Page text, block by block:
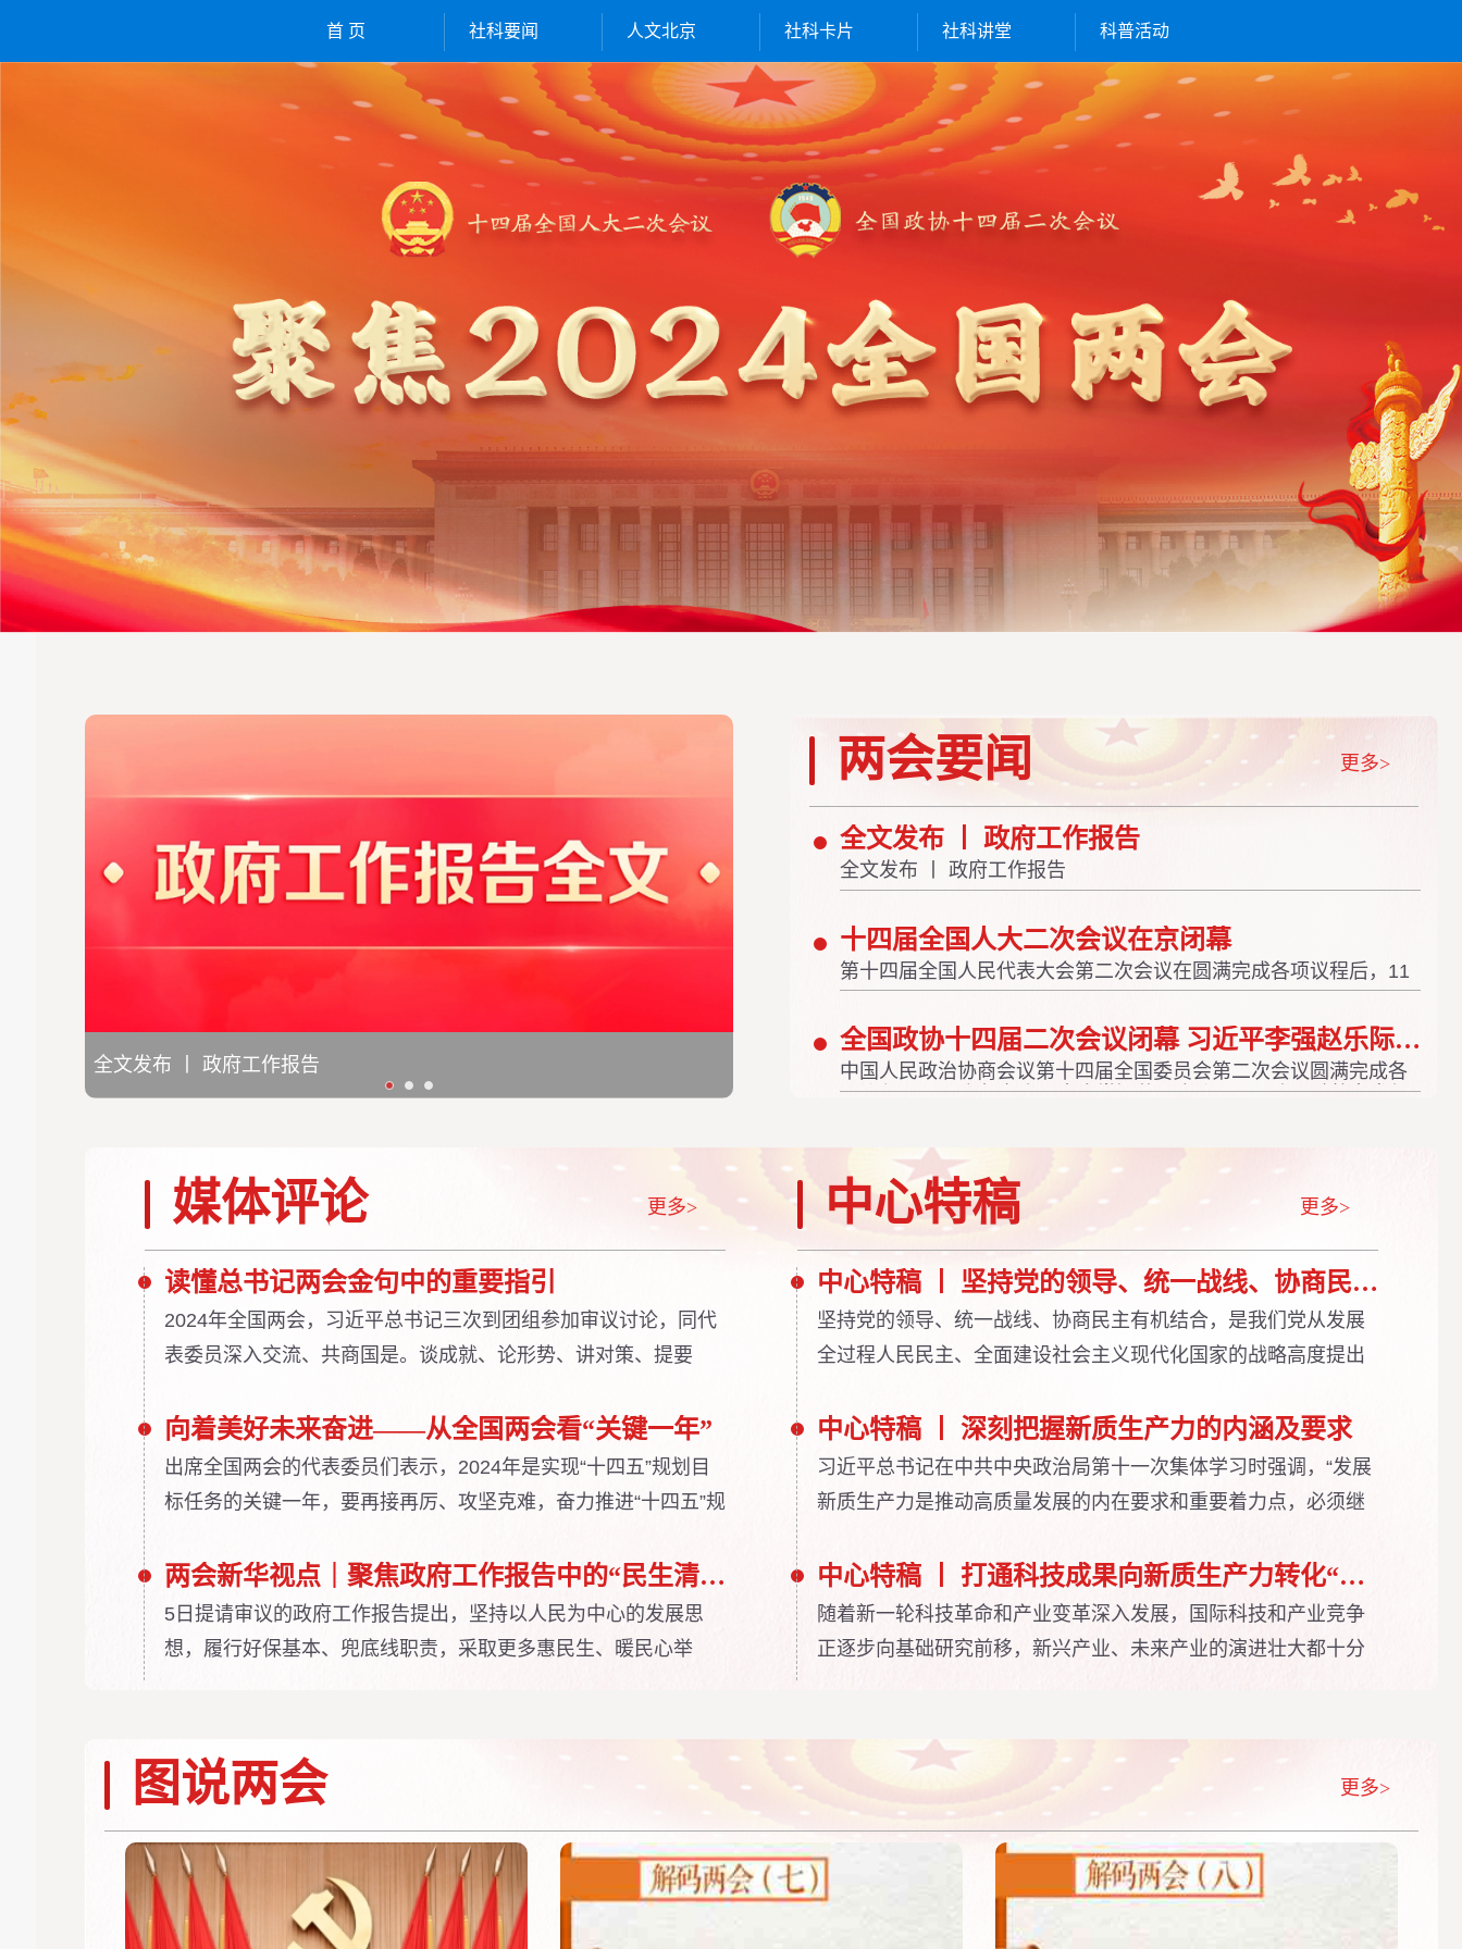
首 页 社科要闻 人文北京 社科卡片 社科讲堂 科普活动
十四届全国人大二次会议在京闭幕 全国政协十四届二次会议闭幕 习近平李强赵乐际蔡奇丁薛祥李希韩正出席 王沪宁发表讲话 全文发
两会要闻 更多>
全文发布 丨 政府工作报告
全文发布 丨 政府工作报告
十四届全国人大二次会议在京闭幕
第十四届全国人民代表大会第二次会议在圆满完成各项议程后，11
日下午在北京人民大会堂闭幕。大会批准政府工作报告、全国人大
近平签署第21号主席令予以公布。
全国政协十四届二次会议闭幕 习近平李强赵乐际蔡奇丁薛祥李希韩正出席 王沪宁发表讲话
中国人民政治协商会议第十四届全国委员会第二次会议圆满完成各
项议程，10日上午在人民大会堂闭幕。会议号召，人民政协各参加
人民政协工作新局面。
媒体评论 更多>
读懂总书记两会金句中的重要指引
2024年全国两会，习近平总书记三次到团组参加审议讨论，同代
表委员深入交流、共商国是。谈成就、论形势、讲对策、提要
向着美好未来奋进——从全国两会看“关键一年”
出席全国两会的代表委员们表示，2024年是实现“十四五”规划目
标任务的关键一年，要再接再厉、攻坚克难，奋力推进“十四五”规
基础。
两会新华视点｜聚焦政府工作报告中的“民生清单”
5日提请审议的政府工作报告提出，坚持以人民为中心的发展思
想，履行好保基本、兜底线职责，采取更多惠民生、暖民心举
中心特稿 更多>
中心特稿 丨 坚持党的领导、统一战线、协商民主有机结合
坚持党的领导、统一战线、协商民主有机结合，是我们党从发展
全过程人民民主、全面建设社会主义现代化国家的战略高度提出
者有机结合的方式途径，把党的领导的政治优势和中国特色社会
主义的制度优势切实转化为治理效能。
中心特稿 丨 深刻把握新质生产力的内涵及要求
习近平总书记在中共中央政治局第十一次集体学习时强调，“发展
新质生产力是推动高质量发展的内在要求和重要着力点，必须继
轮科技革命方兴未艾，以新质生产力塑造我国经济新的核心竞争
力和发展新动能成为实现高质量发展的关键内容，既具有重大理
论意义，又具有重大实践价值。
中心特稿 丨 打通科技成果向新质生产力转化“最后一公里”
随着新一轮科技革命和产业变革深入发展，国际科技和产业竞争
正逐步向基础研究前移，新兴产业、未来产业的演进壮大都十分
图说两会 更多>